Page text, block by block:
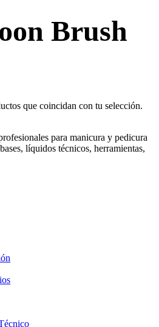
Brush
que coincidan con tu selección.
para manicura y pedicura
líquidos técnicos, herramientas,